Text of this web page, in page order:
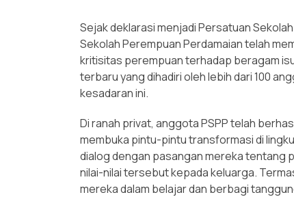
Sejak deklarasi menjadi Persatuan
Sekolah Perempuan Perdamaian telah
kritisitas perempuan terhadap beragam
terbaru yang dihadiri oleh lebih dari 100
kesadaran ini.
Di ranah privat, anggota PSPP telah
membuka pintu-pintu transformasi di
dialog dengan pasangan mereka tentang
nilai-nilai tersebut kepada keluarga.
mereka dalam belajar dan berbagi